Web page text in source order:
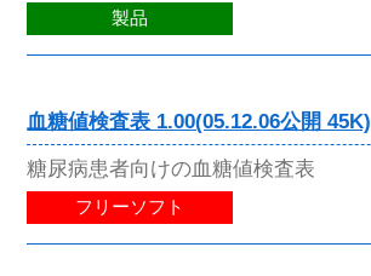
製品
血糖値検査表 1.00(05.12.06公開 45K)
糖尿病患者向けの血糖値検査表
フリーソフト